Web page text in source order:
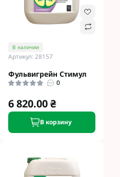
В наличии
Артикул: 28157
Фульвигрейн Стимул
0
6 820.00 ₴
В корзину